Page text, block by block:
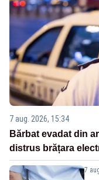
7 aug. 2026, 15:34
Bărbat evadat din
distrus brățara
7